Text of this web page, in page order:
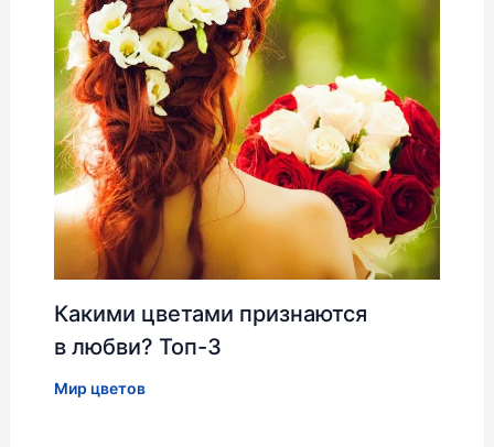
Какими цветами признаются
в любви? Топ-3
Мир цветов